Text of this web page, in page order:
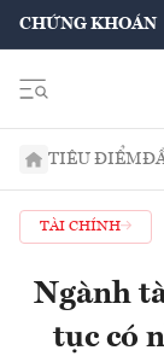
CHỨNG KHOÁN
TIÊU ĐIỂM
TÀI CHÍNH
Ngành
tục có